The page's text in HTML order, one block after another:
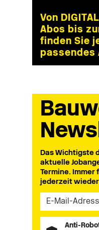
Von
Abos bis
finden Sie
passendes
Das Wichtigste
aktuelle
Termine. Immer
jederzeit
Anti-